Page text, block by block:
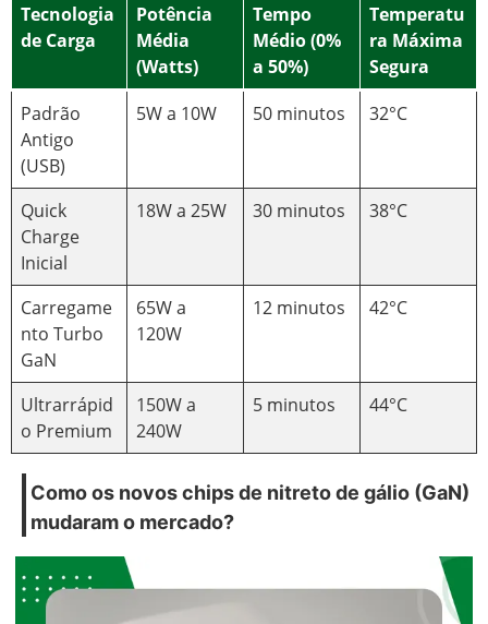
Tecnologia
de Carga
Potência
Média
(Watts)
Tempo
Médio (0%
a 50%)
Temperatu
ra Máxima
Segura
Padrão
Antigo
(USB)
5W a 10W 50 minutos 32°C
Quick
Charge
Inicial
18W a 25W 30 minutos 38°C
Carregame
nto Turbo
GaN
65W a
120W
12 minutos 42°C
Ultrarrápid
o Premium
150W a
240W
5 minutos 44°C
Como os novos chips de nitreto de gálio (GaN)
mudaram o mercado?